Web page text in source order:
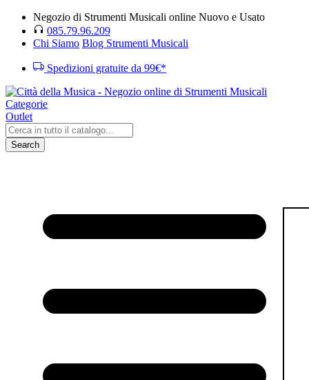
Negozio di Strumenti Musicali online Nuovo e Usato
085.79.96.209
Chi Siamo Blog Strumenti Musicali
Spedizioni gratuite da 99€*
Categorie
Outlet
Search